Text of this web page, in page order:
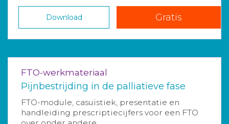
Download Gratis
FTO-werkmateriaal
Pijnbestrijding in de palliatieve fase
FTO-module, casuïstiek, presentatie en
handleiding prescriptiecijfers voor een FTO